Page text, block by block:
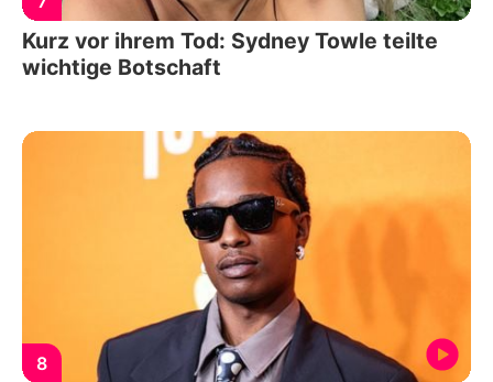
Kurz vor ihrem Tod: Sydney Towle teilte
wichtige Botschaft
8